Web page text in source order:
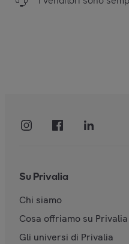
Su Privalia
Chi siamo
Cosa offriamo su Privalia
Gli universi di Privalia